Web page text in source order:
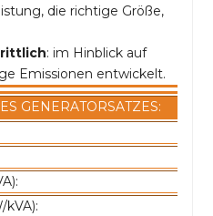
die richtige Größe,
: im Hinblick auf
Emissionen entwickelt.
GENERATORSATZES: